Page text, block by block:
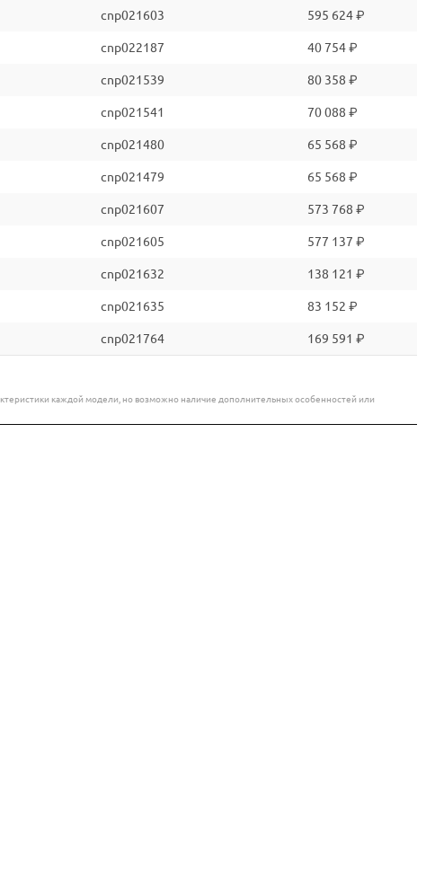
cnp021603 595 624 ₽
cnp022187 40 754 ₽
cnp021539 80 358 ₽
cnp021541 70 088 ₽
cnp021480 65 568 ₽
cnp021479 65 568 ₽
cnp021607 573 768 ₽
cnp021605 577 137 ₽
cnp021632 138 121 ₽
cnp021635 83 152 ₽
cnp021764 169 591 ₽
каждой модели, но возможно наличие дополнительных особенностей или